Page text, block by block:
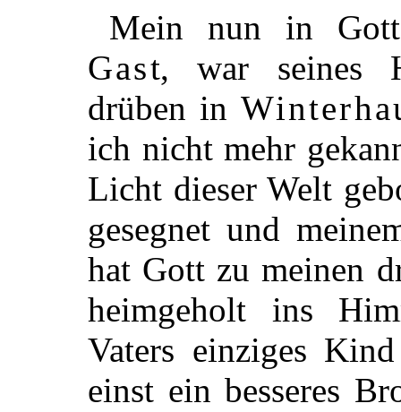
Mein nun in
Gast, war seines
drüben in
ich nicht mehr
Licht dieser Welt
gesegnet und
hat Gott zu meinen
heimgeholt ins
Vaters einziges
einst ein besseres